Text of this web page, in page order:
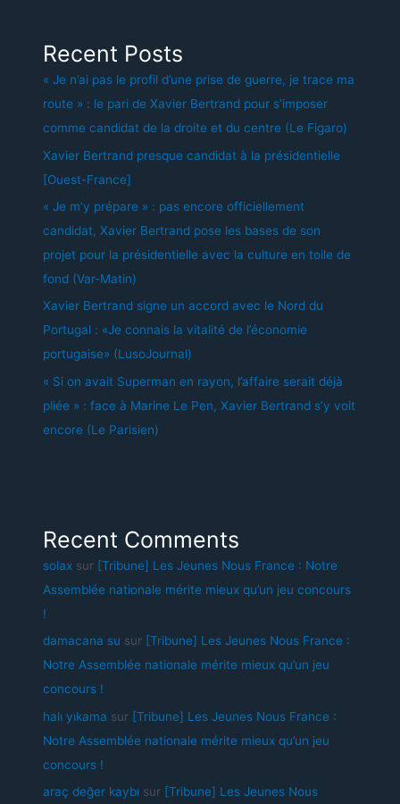
Recent Posts
« Je n’ai pas le profil d’une prise de guerre, je trace ma
route » : le pari de Xavier Bertrand pour s’imposer
comme candidat de la droite et du centre (Le Figaro)
Xavier Bertrand presque candidat à la présidentielle
[Ouest-France]
« Je m’y prépare » : pas encore officiellement
candidat, Xavier Bertrand pose les bases de son
projet pour la présidentielle avec la culture en toile de
fond (Var-Matin)
Xavier Bertrand signe un accord avec le Nord du
Portugal : «Je connais la vitalité de l’économie
portugaise» (LusoJournal)
« Si on avait Superman en rayon, l’affaire serait déjà
pliée » : face à Marine Le Pen, Xavier Bertrand s’y voit
encore (Le Parisien)
Recent Comments
solax sur [Tribune] Les Jeunes Nous France : Notre
Assemblée nationale mérite mieux qu’un jeu concours
!
damacana su sur [Tribune] Les Jeunes Nous France :
Notre Assemblée nationale mérite mieux qu’un jeu
concours !
halı yıkama sur [Tribune] Les Jeunes Nous France :
Notre Assemblée nationale mérite mieux qu’un jeu
concours !
araç değer kaybı sur [Tribune] Les Jeunes Nous